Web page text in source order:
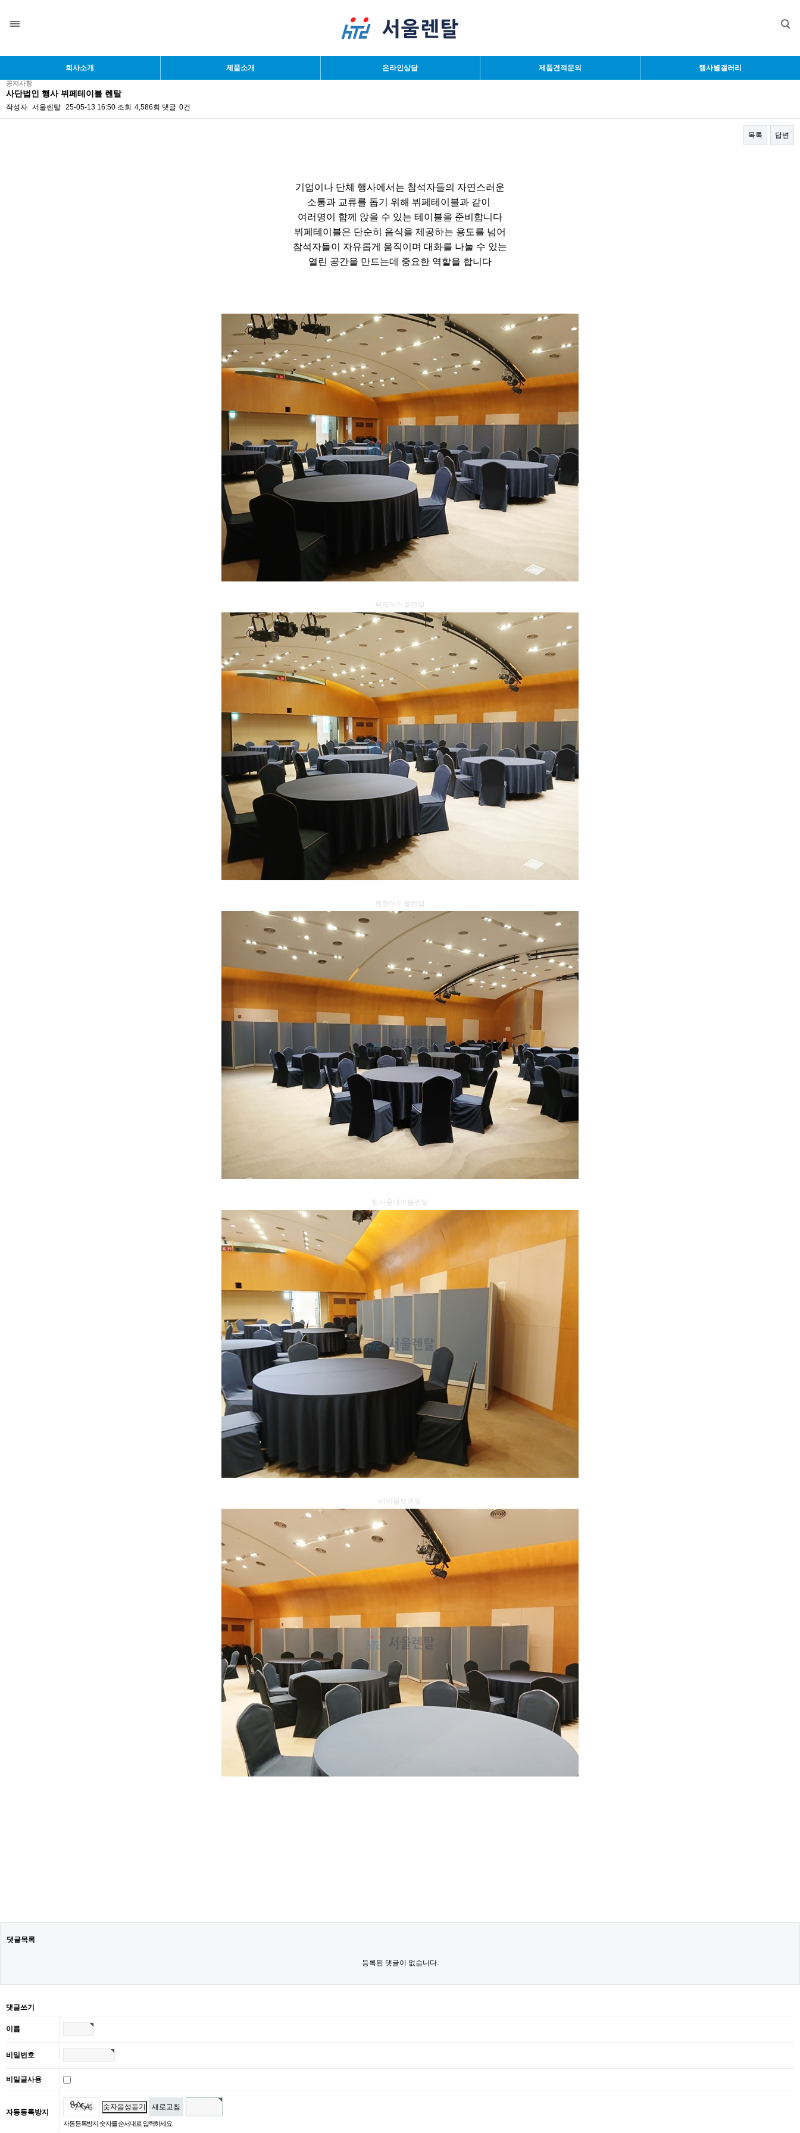
회사소개 제품소개 온라인상담 제품견적문의 행사별갤러리
공지사항
사단법인 행사 뷔페테이블 렌탈
작성자 서울렌탈 25-05-13 16:50 조회 4,586회 댓글 0건
목록 답변
기업이나 단체 행사에서는 참석자들의 자연스러운
소통과 교류를 돕기 위해 뷔페테이블과 같이
여러명이 함께 앉을 수 있는 테이블을 준비합니다
뷔페테이블은 단순히 음식을 제공하는 용도를 넘어
참석자들이 자유롭게 움직이며 대화를 나눌 수 있는
열린 공간을 만드는데 중요한 역할을 합니다
뷔페테이블렌탈
원형테이블렌탈
행사용테이블렌탈
테이블보렌탈
댓글목록
등록된 댓글이 없습니다.
댓글쓰기
이름
비밀번호
비밀글사용
자동등록방지
숫자음성듣기 새로고침
자동등록방지 숫자를 순서대로 입력하세요.